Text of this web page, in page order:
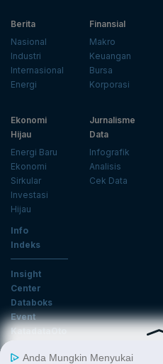
Berita
Nasional
Industri
Internasional
Energi
Finansial
Makro
Keuangan
Bursa
Korporasi
Ekonomi
Hijau
Energi Baru
Ekonomi
Sirkular
Investasi
Hijau
Jurnalisme
Data
Infografik
Analisis
Cek Data
Info
Indeks
Insight
Center
Databoks
Event
KatadataOto